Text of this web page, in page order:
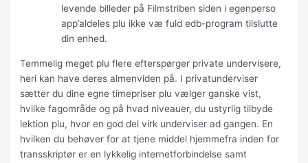
levende billeder på Filmstriben siden i egenperso
app’aldeles plu ikke væ fuld edb-program tilslutte
din enhed.
Temmelig meget plu flere efterspørger private undervisere,
heri kan have deres almenviden på. I privatunderviser
sætter du dine egne timepriser plu vælger ganske vist,
hvilke fagområde og på hvad niveauer, du ustyrlig tilbyde
lektion plu, hvor en god del virk underviser ad gangen. En
hvilken du behøver for at tjene middel hjemmefra inden for
transskriptør er en lykkelig internetforbindelse samt